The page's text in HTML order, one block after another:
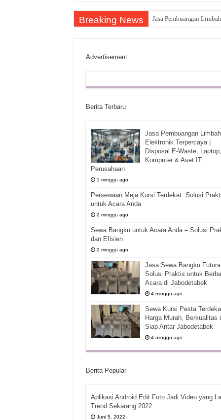
Breaking News Jasa Pembuangan
Advertisement
Berita Terbaru
Jasa Pembuangan Limbah
Elektronik Terpercaya |
Disposal E-Waste, Laptop,
Komputer & Aset IT
Perusahaan
1 minggu ago
Persewaan Meja Kursi Terdekat: Solusi
untuk Acara Anda
2 minggu ago
Sewa Bangku untuk Acara Anda – Solusi
dan Efisien
2 minggu ago
Jasa Sewa Bangku Futura |
Solusi Praktis untuk
Acara di Jabodetabek
4 minggu ago
Sewa Kursi Pesta Terdekat
Harga Murah, Berkualitas
Siap Antar Jabodetabek
4 minggu ago
Berita Popular
Aplikasi Android Edit Foto Jadi Video yang
Trend Sekarang 2022
Juni 5, 2022